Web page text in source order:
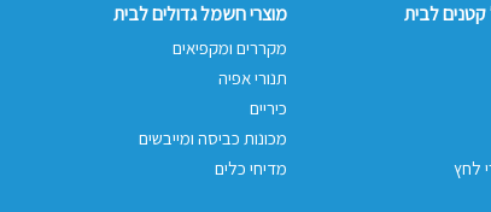
לבית
לחץ
מוצרי חשמל גדולים לבית
מקררים ומקפיאים
תנורי אפיה
כיריים
מכונות כביסה ומייבשים
מדיחי כלים